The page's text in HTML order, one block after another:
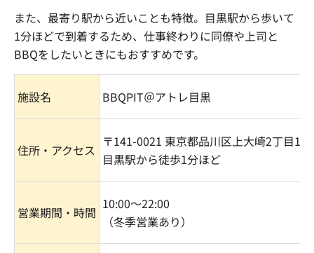
また、最寄り駅から近いことも特徴。目黒駅から歩いて
1分ほどで到着するため、仕事終わりに同僚や上司と
BBQをしたいときにもおすすめです。
施設名 BBQPIT＠アトレ目黒
住所・アクセス
〒141-0021 東京都品川区上大崎2丁目
目黒駅から徒歩1分ほど
営業期間・時間
10:00〜22:00
（冬季営業あり）